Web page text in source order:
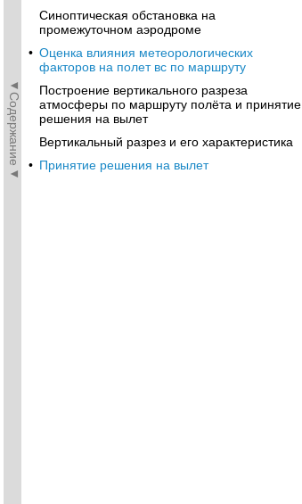
◄Содержание◄
Синоптическая обстановка на
промежуточном аэродроме
• Оценка влияния метеорологических
факторов на полет вс по маршруту
Построение вертикального разреза
атмосферы по маршруту полёта и принятие
решения на вылет
Вертикальный разрез и его характеристика
• Принятие решения на вылет